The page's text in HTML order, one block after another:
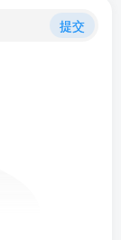
提交